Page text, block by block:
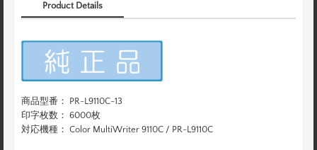
Product Details
商品型番： PR-L9110C-13
印字枚数： 6000枚
対応機種： Color MultiWriter 9110C / PR-L9110C